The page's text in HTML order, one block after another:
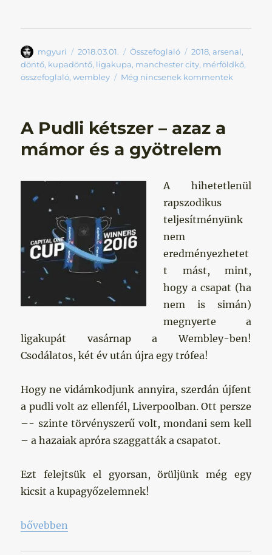
Szerző
mgyuri Közzétéve
2018.03.01. Kategória
Összefoglaló Címke
2018,arsenal,
döntő, kupadöntő, ligakupa, manchester city, mérföldkő,
összefoglaló,wembley Még nincsenek kommentek
A Pudli kétszer – azaz a
mámor és a gyötrelem
A hihetetlenül
rapszodikus
teljesítményünk
nem
eredményezhetet
t mást, mint,
hogy a csapat (ha
nem is simán)
megnyerte a
ligakupát vasárnap a Wembley-ben!
Csodálatos, két év után újra egy trófea!
Hogy ne vidámkodjunk annyira, szerdán újfent
a pudli volt az ellenfél, Liverpoolban. Ott persze
–- szinte törvényszerű volt, mondani sem kell
– a hazaiak apróra szaggatták a csapatot.
Ezt felejtsük el gyorsan, örüljünk még egy
kicsit a kupagyőzelemnek!
„A Pudli kétszer – azaz a mámor és a gyötrelem „
bővebben